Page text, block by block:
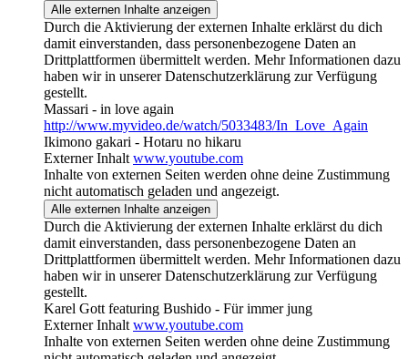
Alle externen Inhalte anzeigen
Durch die Aktivierung der externen Inhalte erklärst du dich
damit einverstanden, dass personenbezogene Daten an
Drittplattformen übermittelt werden. Mehr Informationen dazu
haben wir in unserer Datenschutzerklärung zur Verfügung
gestellt.
Massari - in love again
http://www.myvideo.de/watch/5033483/In_Love_Again
Ikimono gakari - Hotaru no hikaru
Externer Inhalt www.youtube.com
Inhalte von externen Seiten werden ohne deine Zustimmung
nicht automatisch geladen und angezeigt.
Alle externen Inhalte anzeigen
Durch die Aktivierung der externen Inhalte erklärst du dich
damit einverstanden, dass personenbezogene Daten an
Drittplattformen übermittelt werden. Mehr Informationen dazu
haben wir in unserer Datenschutzerklärung zur Verfügung
gestellt.
Karel Gott featuring Bushido - Für immer jung
Externer Inhalt www.youtube.com
Inhalte von externen Seiten werden ohne deine Zustimmung